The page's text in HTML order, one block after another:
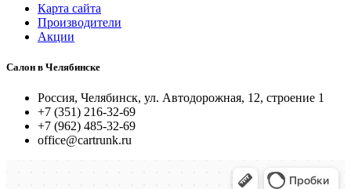
Карта сайта
Производители
Акции
Салон в Челябинске
Россия, Челябинск, ул. Автодорожная, 12, строение 1
+7 (351) 216-32-69
+7 (962) 485-32-69
office@cartrunk.ru